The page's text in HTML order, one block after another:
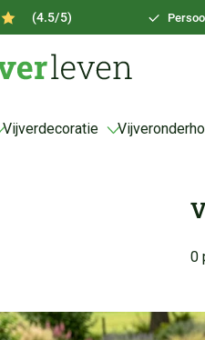
(4.5/5)
Vijverdecoratie
0